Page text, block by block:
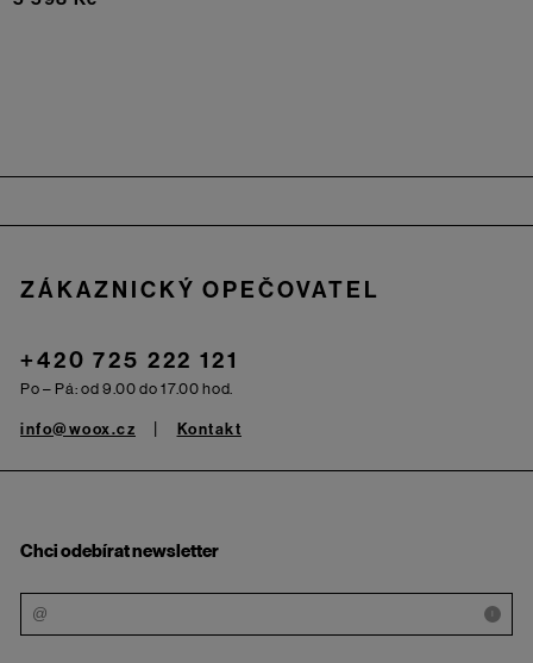
ZÁKAZNICKÝ OPEČOVATEL
+420 725 222 121
Po – Pá: od 9.00 do 17.00 hod.
info@woox.cz Kontakt
Chci odebírat newsletter
i